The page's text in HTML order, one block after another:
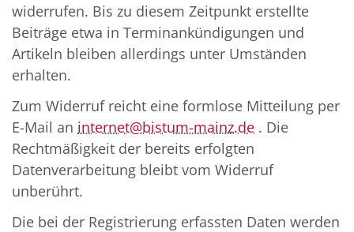
widerrufen. Bis zu diesem Zeitpunkt erstellte
Beiträge etwa in Terminankündigungen und
Artikeln bleiben allerdings unter Umständen
erhalten.
Zum Widerruf reicht eine formlose Mitteilung per
E-Mail an internet@bistum-mainz.de . Die
Rechtmäßigkeit der bereits erfolgten
Datenverarbeitung bleibt vom Widerruf
unberührt.
Die bei der Registrierung erfassten Daten werden